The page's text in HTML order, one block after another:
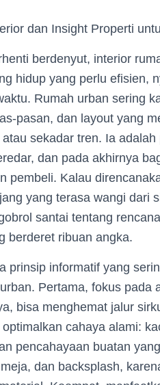
dan Insight Properti
berdenyut, interior
hidup yang perlu efisien,
Rumah urban sering
pasan, dan layout yang
sekadar tren. Ia
dan pada akhirnya
pembeli. Kalau
yang terasa wangi dari
santai tentang
berderet ribuan angka.
prinsip informatif yang
Pertama, fokus pada
bisa menghemat jalur
cahaya alami:
pencahayaan buatan
dan backsplash,